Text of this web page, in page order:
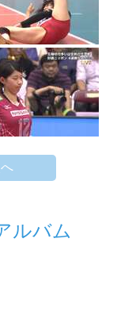
ルバム